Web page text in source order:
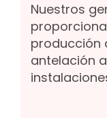
Nuestros
producción
antelación